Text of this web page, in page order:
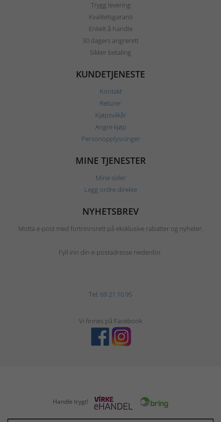
Trygg levering
Kvalitetsgaranti
Enkelt å handle
30 dagers angrerett
Sikker betaling
KUNDETJENESTE
Kontakt
Returer
Kjøpsvilkår
Angre kjøp
Personopplysninger
MINE TJENESTER
Mine sider
Legg ordre direkte
NYHETSBREV
Motta e-post med fortrinnsrett på eksklusive rabatter og nyheter.
Fyll inn din e-postadresse nedenfor.
Tel: 69 21 10 95
Vi finnes på Facebook
Handle trygt!